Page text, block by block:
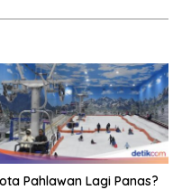
Pahlawan Lagi Panas?